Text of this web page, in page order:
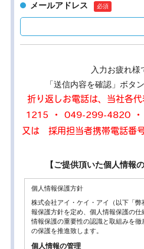
メールアドレス
入力お疲れ様
「送信内容を確認」ボタ
折り返しお電話は、当社各
1215 ・ 049-299-4820
又は 採用担当者携帯電話番
【ご提供頂いた個人情報
個人情報保護方針
株式会社アイ・ケイ・アイ（以下「
報保護方針を定め、個人情報保護の仕
情報保護の重要性の認識と取組みを
の保護を推進致します。
個人情報の管理